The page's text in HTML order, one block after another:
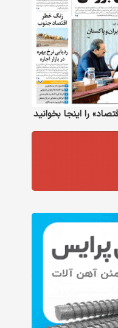
را اینجا بخوانید